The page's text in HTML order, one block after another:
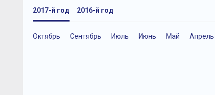
2017-й год
Октябрь Сентябрь Июль Июнь Май Апрель
2016-й год